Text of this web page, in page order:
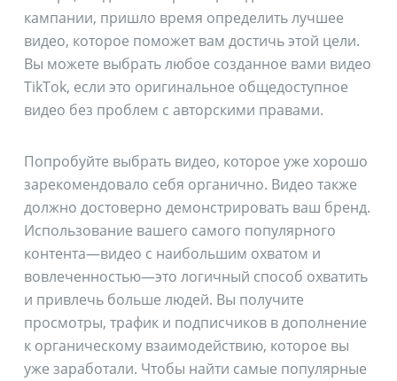
кампании, пришло время определить лучшее
видео, которое поможет вам достичь этой цели.
Вы можете выбрать любое созданное вами видео
TikTok, если это оригинальное общедоступное
видео без проблем с авторскими правами.
Попробуйте выбрать видео, которое уже хорошо
зарекомендовало себя органично. Видео также
должно достоверно демонстрировать ваш бренд.
Использование вашего самого популярного
контента—видео с наибольшим охватом и
вовлеченностью—это логичный способ охватить
и привлечь больше людей. Вы получите
просмотры, трафик и подписчиков в дополнение
к органическому взаимодействию, которое вы
уже заработали. Чтобы найти самые популярные